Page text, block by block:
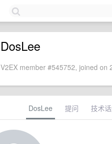
DosLee
V2EX member #545752, joined on
DosLee 提问 技术